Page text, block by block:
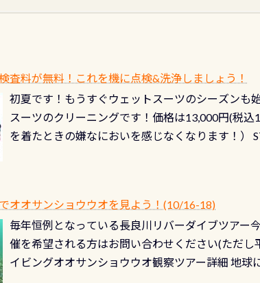
査料が無料！これを機に点検&洗浄しましょう！
初夏です！もうすぐウェットスーツのシーズンも
スーツのクリーニングです！価格は13,000円(税
を着たときの嫌なにおいを感じなくなります！）
ル(穴)がないか確認冬になり、使い始めてから水
ルブのオーバーホール排気バルブは、ドライスー
ーホールも非常に大切です BCDで言うと給気ボ
過ぎて急浮上…なんて事がないようにしっかり点
オオサンショウウオを見よう！(10/16-18)
毎年恒例となっている長良川リバーダイブツア
催を希望される方はお問い合わせください(ただ
イビングオオサンショウウオ観察ツアー詳細 地